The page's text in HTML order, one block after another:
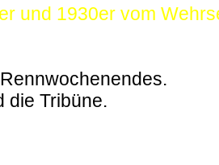
und 1930er vom
die Tribüne.